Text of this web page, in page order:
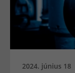
2024. június 18